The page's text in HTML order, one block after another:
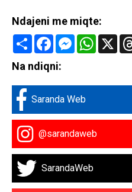
Ndajeni me miqte:
Share FacebookMessengerX
Na ndiqni:
Saranda Web
@sarandaweb
SarandaWeb